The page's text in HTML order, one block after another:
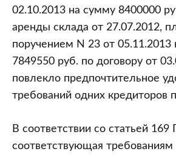
02.10.2013 на сумму 8400000
аренды склада от 27.07.2012,
поручением N 23 от 05.11.2013
7849550 руб. по договору от
повлекло предпочтительное
требований одних кредиторов
В соответствии со статьей 169
соответствующая требованиям